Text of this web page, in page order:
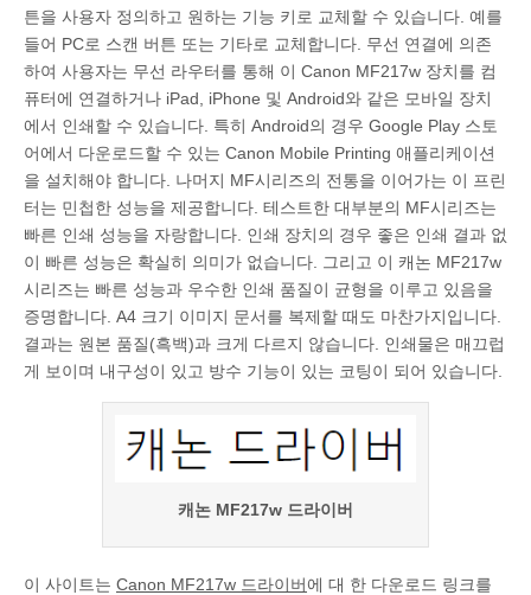
튼을 사용자 정의하고 원하는 기능 키로 교체할 수 있습니다. 예를
들어 PC로 스캔 버튼 또는 기타로 교체합니다. 무선 연결에 의존
하여 사용자는 무선 라우터를 통해 이 Canon MF217w 장치를 컴
퓨터에 연결하거나 iPad, iPhone 및 Android와 같은 모바일 장치
에서 인쇄할 수 있습니다. 특히 Android의 경우 Google Play 스토
어에서 다운로드할 수 있는 Canon Mobile Printing 애플리케이션
을 설치해야 합니다. 나머지 MF시리즈의 전통을 이어가는 이 프린
터는 민첩한 성능을 제공합니다. 테스트한 대부분의 MF시리즈는
빠른 인쇄 성능을 자랑합니다. 인쇄 장치의 경우 좋은 인쇄 결과 없
이 빠른 성능은 확실히 의미가 없습니다. 그리고 이 캐논 MF217w
시리즈는 빠른 성능과 우수한 인쇄 품질이 균형을 이루고 있음을
증명합니다. A4 크기 이미지 문서를 복제할 때도 마찬가지입니다.
결과는 원본 품질(흑백)과 크게 다르지 않습니다. 인쇄물은 매끄럽
게 보이며 내구성이 있고 방수 기능이 있는 코팅이 되어 있습니다.
캐논 MF217w 드라이버
이 사이트는 Canon MF217w 드라이버에 대 한 다운로드 링크를